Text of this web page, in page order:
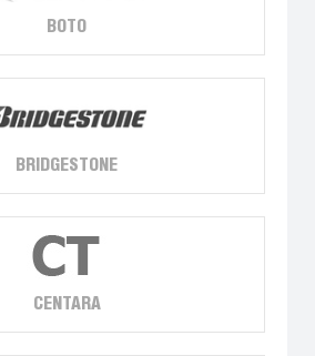
BOTO
BRIDGESTONE
CENTARA